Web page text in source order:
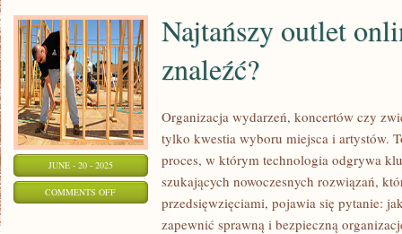
WOJEN
ŚWIATOWYCH
JUNE - 20 - 2025
COMMENTS OFFON
NAJTAŃSZY
Najtańszy outlet
znaleźć?
Organizacja wydarzeń, koncertów czy
tylko kwestia wyboru miejsca i artystów.
proces, w którym technologia odgrywa
szukających nowoczesnych rozwiązań,
przedsięwzięciami, pojawia się pytanie:
zapewnić sprawną i bezpieczną